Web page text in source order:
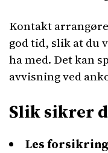
Kontakt
god tid, slik at du
ha med. Det kan
avvisning ved
Slik sikrer
Les